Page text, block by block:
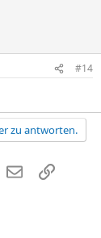
#14
zu antworten.
WhatsApp
E-MailLink